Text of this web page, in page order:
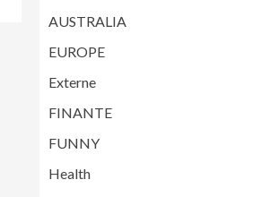
AUSTRALIA
EUROPE
Externe
FINANTE
FUNNY
Health